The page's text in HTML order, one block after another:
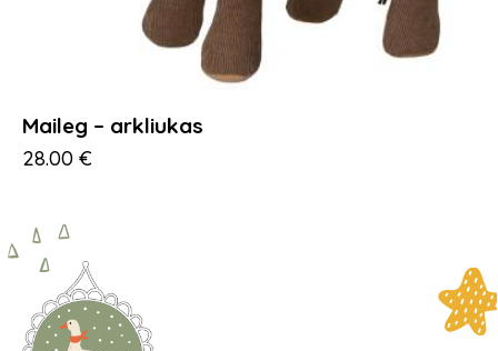
Maileg – arkliukas
28.00 €